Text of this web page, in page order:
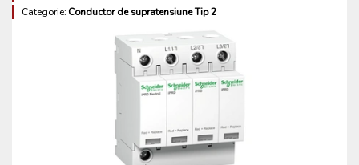
Categorie: Conductor de supratensiune Tip 2